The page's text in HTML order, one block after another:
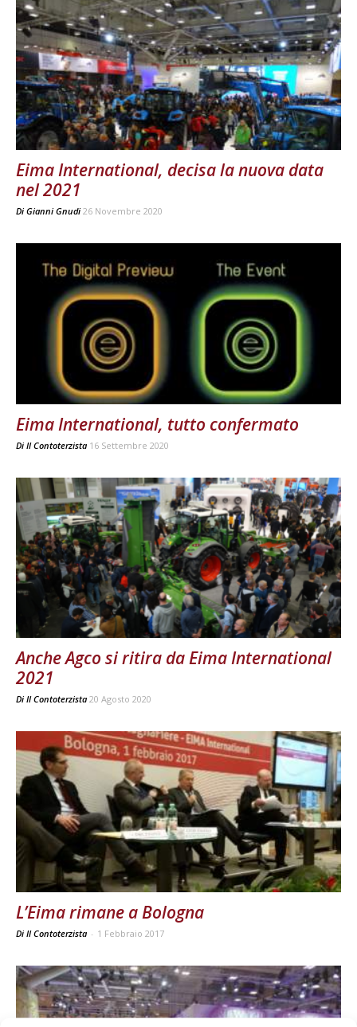
Eima International, decisa la nuova data
nel 2021
Di Gianni Gnudi 26 Novembre 2020
Eima International, tutto confermato
Di Il Contoterzista 16 Settembre 2020
Anche Agco si ritira da Eima International
2021
Di Il Contoterzista 20 Agosto 2020
L’Eima rimane a Bologna
Di Il Contoterzista - 1 Febbraio 2017